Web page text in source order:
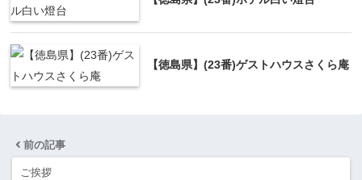
【徳島県】(23番)ゲストハウスさくら庵
前の記事
ご挨拶